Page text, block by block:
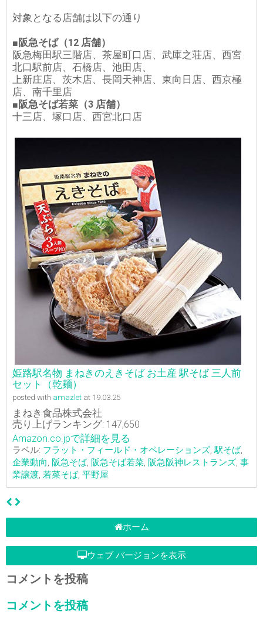
対象となる店舗は以下の通り
■阪急そば（12 店舗）
阪急梅田駅三階店、茶屋町口店、武庫之荘店、西宮
北口駅前店、石橋店、池田店、
上新庄店、茨木店、長岡天神店、東向日店、西京極
店、南千里店
■阪急そば若菜（3 店舗）
十三店、塚口店、西宮北口店
姫路駅名物 まねきのえきそば お土産 駅そば 三人前
セット（乾麺）
posted with amazlet at 19.03.25
まねき食品株式会社
売り上げランキング: 147,650
Amazon.co.jpで詳細を見る
ラベル: フラット・フィールド・オペレーションズ, 駅そば,
企業動向, 阪急そば, 阪急そば若菜, 阪急阪神レストランズ, 事
業譲渡, 若菜そば, 平野屋
ホーム
ウェブ バージョンを表示
コメントを投稿
コメントを投稿